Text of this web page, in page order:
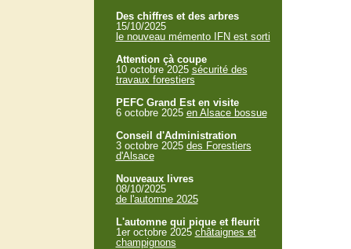
Des chiffres et des arbres
15/10/2025
le nouveau mémento IFN est sorti
Attention çà coupe
10 octobre 2025 sécurité des
travaux forestiers
PEFC Grand Est en visite
6 octobre 2025 en Alsace bossue
Conseil d'Administration
3 octobre 2025 des Forestiers
d'Alsace
Nouveaux livres
08/10/2025
de l'automne 2025
L'automne qui pique et fleurit
1er octobre 2025 châtaignes et
champignons